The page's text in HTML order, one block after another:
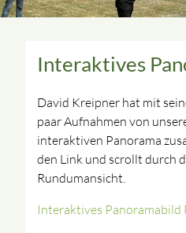
Interaktives
David Kreipner hat mit
paar Aufnahmen von
interaktiven Panorama
den Link und scrollt durch
Rundumansicht.
Interaktives Panoramabild